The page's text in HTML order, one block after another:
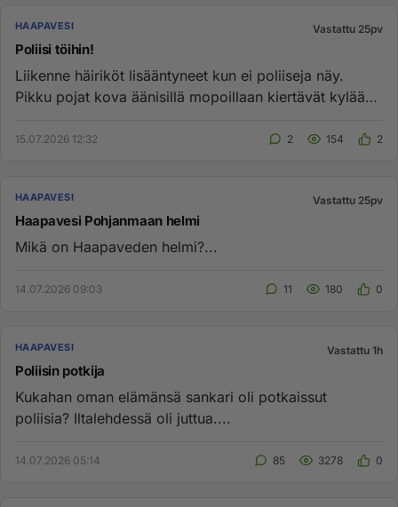
HAAPAVESI Vastattu 25pv
Poliisi töihin!
Liikenne häiriköt lisääntyneet kun ei poliiseja näy.
Pikku pojat kova äänisillä mopoillaan kiertävät kylää
15.07.2026 12:32 2 154 2
HAAPAVESI Vastattu 25pv
Haapavesi Pohjanmaan helmi
Mikä on Haapaveden helmi?...
14.07.2026 09:03 11 180 0
HAAPAVESI Vastattu 1h
Poliisin potkija
Kukahan oman elämänsä sankari oli potkaissut
poliisia? Iltalehdessä oli juttua....
14.07.2026 05:14 85 3278 0